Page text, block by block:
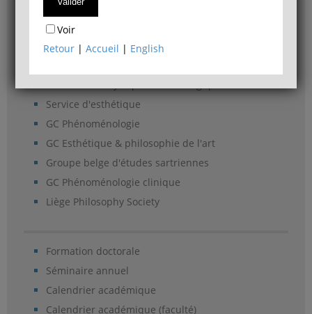
Accès & plans
Bibliothèque du Département de philosophie
Service d'esthétique
GC Phénoménologie
GC Esthétique & philosophie de l'art
Groupe belge d'études sartriennes
GC Phénoménologie clinique
Liège Philosophy Society
Formation doctorale
Séminaire annuel
Calendrier académique
Calendrier académique (faculté)
Voir
Retour |Accueil | English